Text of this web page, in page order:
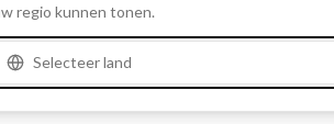
regio kunnen tonen.
Selecteer land